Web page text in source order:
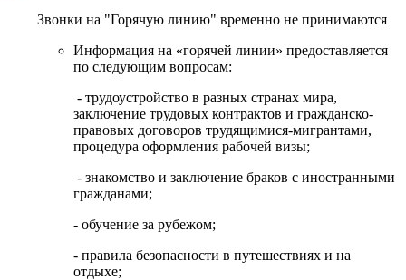
Звонки на "Горячую линию" временно не принимаются
Информация на «горячей линии» предоставляется
по следующим вопросам:
- трудоустройство в разных странах мира,
заключение трудовых контрактов и гражданско-
правовых договоров трудящимися-мигрантами,
процедура оформления рабочей визы;
- знакомство и заключение браков с иностранными
гражданами;
- обучение за рубежом;
- правила безопасности в путешествиях и на
отдыхе;